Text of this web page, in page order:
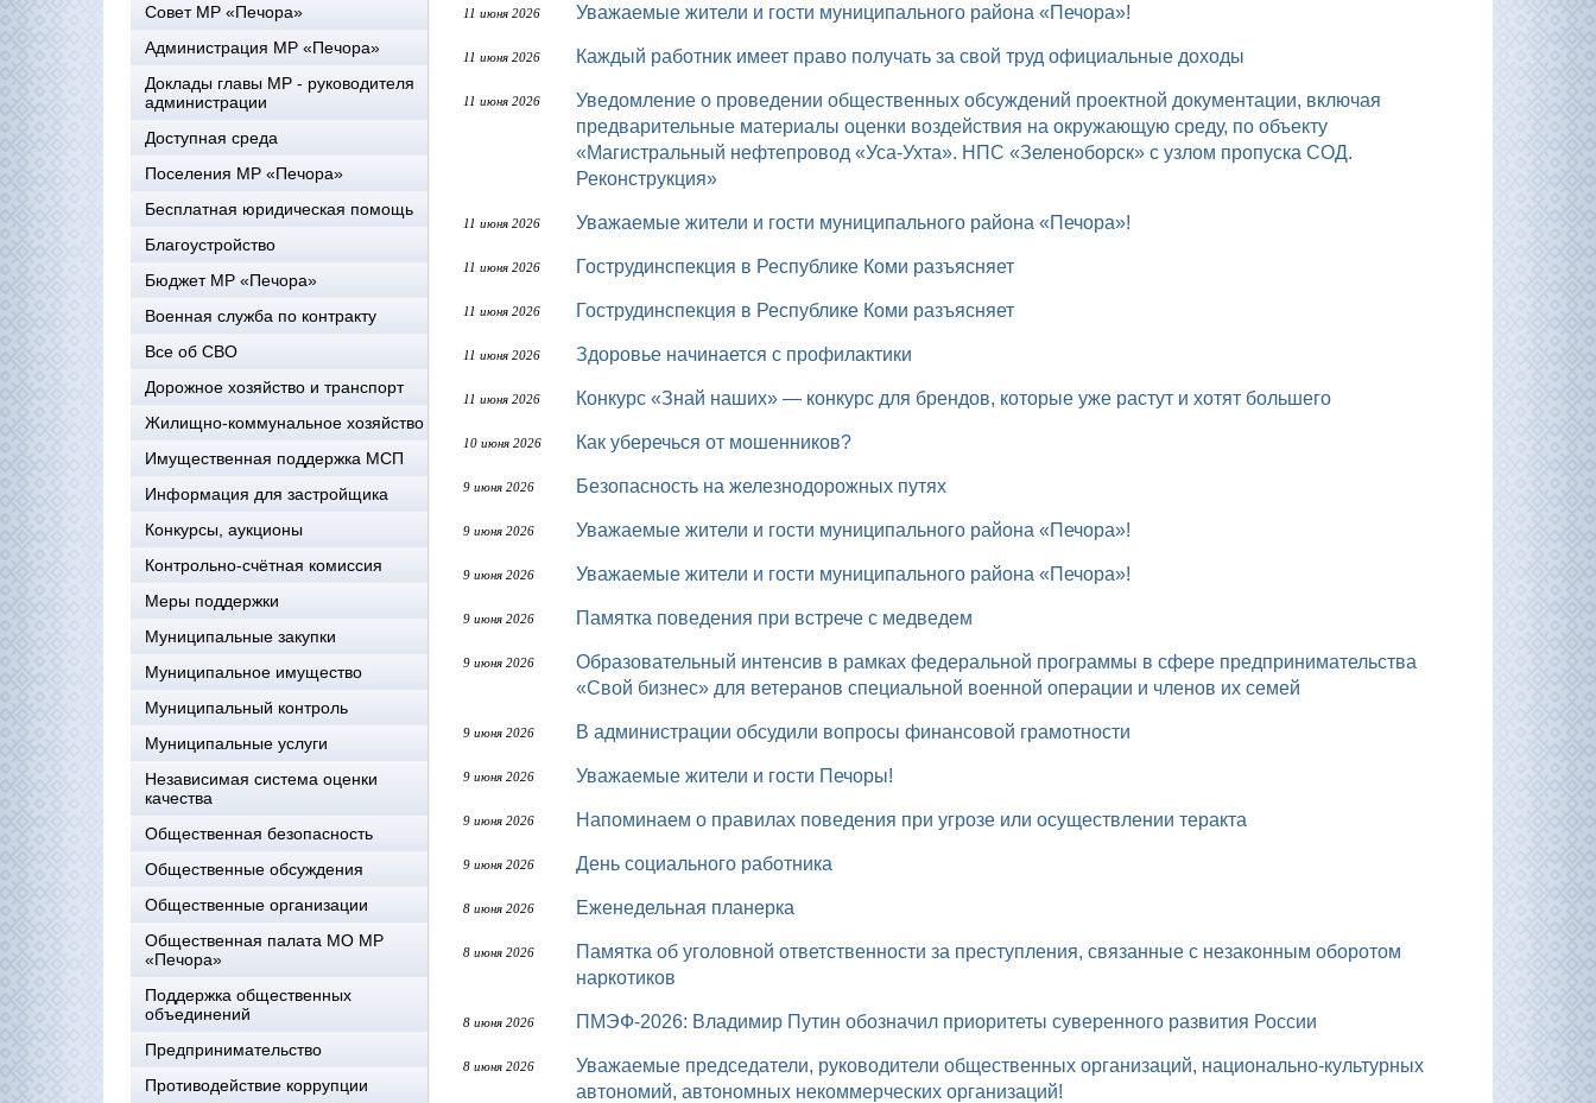
Совет МР «Печора»
Администрация МР «Печора»
Доклады главы МР - руководителя
администрации
Доступная среда
Поселения МР «Печора»
Бесплатная юридическая помощь
Благоустройство
Бюджет МР «Печора»
Военная служба по контракту
Все об СВО
Дорожное хозяйство и транспорт
Жилищно-коммунальное хозяйство
Имущественная поддержка МСП
Информация для застройщика
Конкурсы, аукционы
Контрольно-счётная комиссия
Меры поддержки
Муниципальные закупки
Муниципальное имущество
Муниципальный контроль
Муниципальные услуги
Независимая система оценки
качества
Общественная безопасность
Общественные обсуждения
Общественные организации
Общественная палата МО МР
«Печора»
Поддержка общественных
объединений
Предпринимательство
Противодействие коррупции
11 июня 2026 Уважаемые жители и гости муниципального района «Печора»!
11 июня 2026 Каждый работник имеет право получать за свой труд официальные доходы
11 июня 2026
Уведомление о проведении общественных обсуждений проектной документации, включая
предварительные материалы оценки воздействия на окружающую среду, по объекту
«Магистральный нефтепровод «Уса-Ухта». НПС «Зеленоборск» с узлом пропуска СОД.
Реконструкция»
11 июня 2026 Уважаемые жители и гости муниципального района «Печора»!
11 июня 2026 Гострудинспекция в Республике Коми разъясняет
11 июня 2026 Гострудинспекция в Республике Коми разъясняет
11 июня 2026 Здоровье начинается с профилактики
11 июня 2026 Конкурс «Знай наших» — конкурс для брендов, которые уже растут и хотят большего
10 июня 2026 Как уберечься от мошенников?
9 июня 2026 Безопасность на железнодорожных путях
9 июня 2026 Уважаемые жители и гости муниципального района «Печора»!
9 июня 2026 Уважаемые жители и гости муниципального района «Печора»!
9 июня 2026 Памятка поведения при встрече с медведем
9 июня 2026
Образовательный интенсив в рамках федеральной программы в сфере предпринимательства
«Свой бизнес» для ветеранов специальной военной операции и членов их семей
9 июня 2026 В администрации обсудили вопросы финансовой грамотности
9 июня 2026 Уважаемые жители и гости Печоры!
9 июня 2026 Напоминаем о правилах поведения при угрозе или осуществлении теракта
9 июня 2026 День социального работника
8 июня 2026 Еженедельная планерка
8 июня 2026
Памятка об уголовной ответственности за преступления, связанные с незаконным оборотом
наркотиков
8 июня 2026 ПМЭФ-2026: Владимир Путин обозначил приоритеты суверенного развития России
8 июня 2026
Уважаемые председатели, руководители общественных организаций, национально-культурных
автономий, автономных некоммерческих организаций!